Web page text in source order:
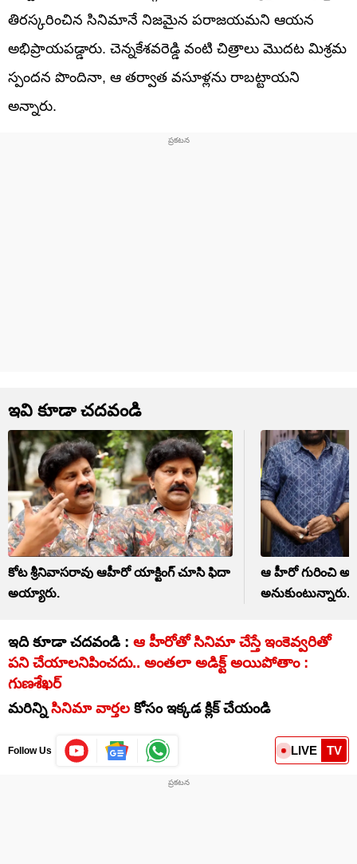
తిరస్కరించిన సినిమానే నిజమైన పరాజయమని ఆయన
అభిప్రాయపడ్డారు. చెన్నకేశవరెడ్డి వంటి చిత్రాలు మొదట మిశ్రమ
స్పందన పొందినా, ఆ తర్వాత వసూళ్లను రాబట్టాయని
అన్నారు.
ఇవి కూడా చదవండి
కోట శ్రీనివాసరావు ఆహీరో యాక్టింగ్ చూసి ఫిదా
అయ్యారు.
ఆ హీరో గురించి
ఇది కూడా చదవండి : ఆ హీరోతో సినిమా చేస్తే ఇంకెవ్వరితో
పని చేయాలనిపించదు.. అంతలా అడిక్ట్ అయిపోతాం :
గుణశేఖర్
మరిన్నిసినిమా వార్తల కోసం ఇక్కడ క్లిక్ చేయండి
Follow Us LIVE TV